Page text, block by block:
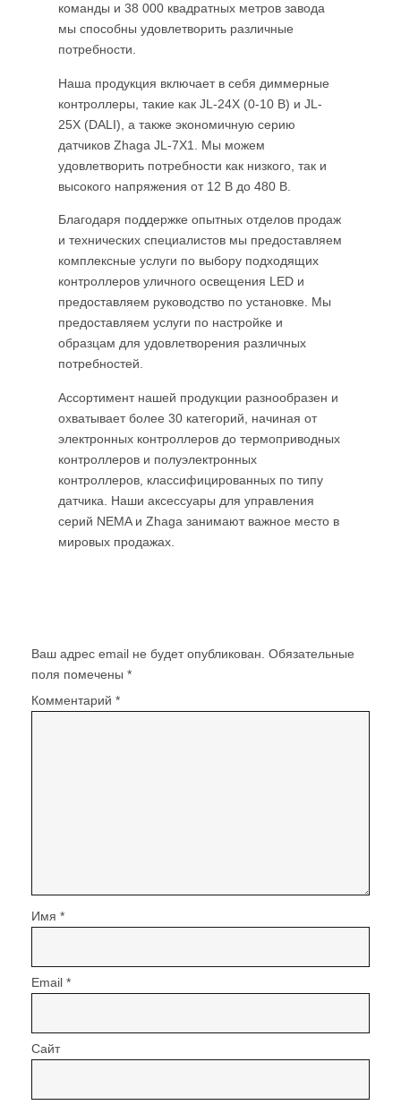
команды и 38 000 квадратных метров завода
мы способны удовлетворить различные
потребности.
Наша продукция включает в себя диммерные
контроллеры, такие как JL-24X (0-10 В) и JL-
25X (DALI), а также экономичную серию
датчиков Zhaga JL-7X1. Мы можем
удовлетворить потребности как низкого, так и
высокого напряжения от 12 В до 480 В.
Благодаря поддержке опытных отделов продаж
и технических специалистов мы предоставляем
комплексные услуги по выбору подходящих
контроллеров уличного освещения LED и
предоставляем руководство по установке. Мы
предоставляем услуги по настройке и
образцам для удовлетворения различных
потребностей.
Ассортимент нашей продукции разнообразен и
охватывает более 30 категорий, начиная от
электронных контроллеров до термоприводных
контроллеров и полуэлектронных
контроллеров, классифицированных по типу
датчика. Наши аксессуары для управления
серий NEMA и Zhaga занимают важное место в
мировых продажах.
Ваш адрес email не будет опубликован. Обязательные
поля помечены *
Комментарий *
Имя *
Email *
Сайт